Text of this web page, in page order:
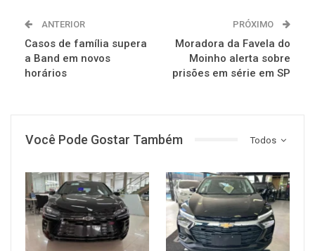
ANTERIOR
Casos de família supera
a Band em novos
horários
PRÓXIMO
Moradora da Favela do
Moinho alerta sobre
prisões em série em SP
Todos
Você Pode Gostar Também
MUNDO AUTOMOTIVO MUNDO AUTOMOTIVO